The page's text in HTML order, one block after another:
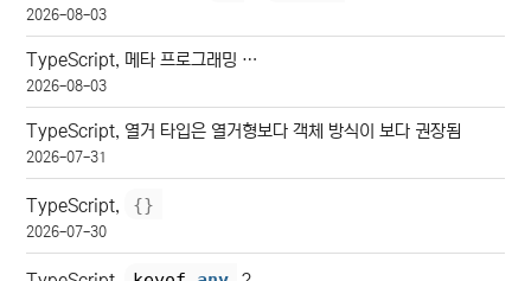
2026-08-03
TypeScript, 메타 프로그래밍 …
2026-08-03
TypeScript, 열거 타입은 열거형보다 객체 방식이 보다 권장됨
2026-07-31
TypeScript, {}
2026-07-30